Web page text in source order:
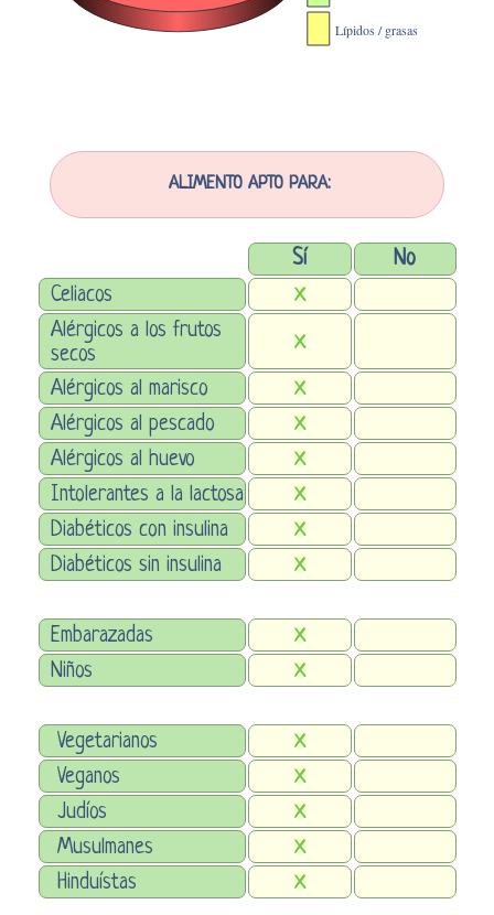
ALIMENTO APTO PARA:
Sí
No
Celiacos
X
Alérgicos a los frutos
secos
X
Alérgicos al marisco X
Alérgicos al pescado X
Alérgicos al huevo X
Intolerantes a la lactosa X
Diabéticos con insulina X
Diabéticos sin insulina X
Embarazadas X
Niños X
Vegetarianos X
Veganos X
Judíos X
Musulmanes X
Hinduístas X